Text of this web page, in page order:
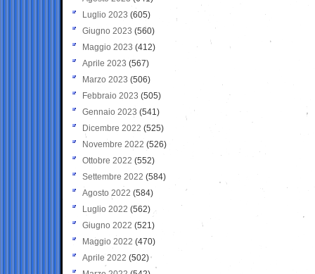
Luglio 2023 (605)
Giugno 2023 (560)
Maggio 2023 (412)
Aprile 2023 (567)
Marzo 2023 (506)
Febbraio 2023 (505)
Gennaio 2023 (541)
Dicembre 2022 (525)
Novembre 2022 (526)
Ottobre 2022 (552)
Settembre 2022 (584)
Agosto 2022 (584)
Luglio 2022 (562)
Giugno 2022 (521)
Maggio 2022 (470)
Aprile 2022 (502)